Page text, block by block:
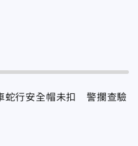
蛇行安全帽未扣 警攔查驗